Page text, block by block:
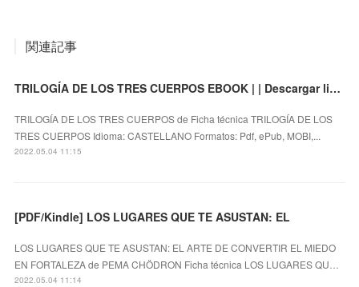
関連記事
TRILOGÍA DE LOS TRES CUERPOS EBOOK | | Descargar libro PDF EPUB
TRILOGÍA DE LOS TRES CUERPOS de Ficha técnica TRILOGÍA DE LOS
TRES CUERPOS Idioma: CASTELLANO Formatos: Pdf, ePub, MOBI,...
2022.05.04 11:15
[PDF/Kindle] LOS LUGARES QUE TE ASUSTAN: EL
LOS LUGARES QUE TE ASUSTAN: EL ARTE DE CONVERTIR EL MIEDO
EN FORTALEZA de PEMA CHÖDRON Ficha técnica LOS LUGARES QU…
2022.05.04 11:14